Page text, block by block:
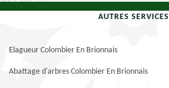
AUTRES SERVICES
Elagueur Colombier En Brionnais
Abattage d'arbres Colombier En Brionnais